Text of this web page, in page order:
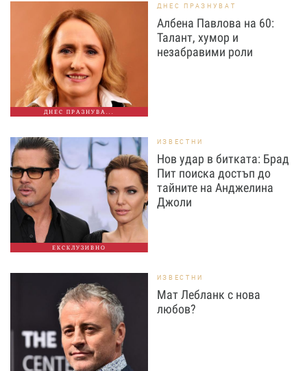
ДНЕС ПРАЗНУВА...
ДНЕС ПРАЗНУВАТ
Албена Павлова на 60:
Талант, хумор и
незабравими роли
ЕКСКЛУЗИВНО
ИЗВЕСТНИ
Нов удар в битката: Брад
Пит поиска достъп до
тайните на Анджелина
Джоли
ИЗВЕСТНИ
Мат Лебланк с нова
любов?